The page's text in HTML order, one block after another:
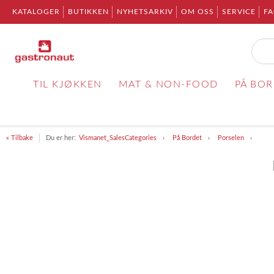
KATALOGER BUTIKKEN NYHETSARKIV OM OSS SERVICE
TIL KJØKKEN MAT & NON-FOOD PÅ
« Tilbake Du er her: Vismanet_SalesCategories På Bordet Porselen